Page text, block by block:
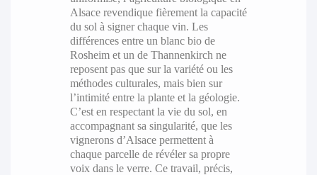
Alsace revendique fièrement la capacité
du sol à signer chaque vin. Les
différences entre un blanc bio de
Rosheim et un de Thannenkirch ne
reposent pas que sur la variété ou les
méthodes culturales, mais bien sur
l’intimité entre la plante et la géologie.
C’est en respectant la vie du sol, en
accompagnant sa singularité, que les
vignerons d’Alsace permettent à
chaque parcelle de révéler sa propre
voix dans le verre. Ce travail, précis,